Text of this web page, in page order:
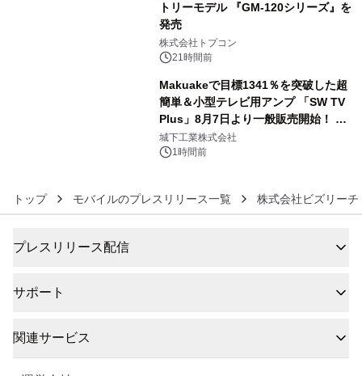
トリーモデル 『GM-120シリーズ』を
発売
株式会社トプコン
21時間前
Makuakeで目標1341％を突破した超
簡単＆小型テレビ用アンプ 「SW TV
Plus」8月7日より一般販売開始！ ケ
ーブル1本つなぐだけ、テレビの音が
ぐっと豊かに
城下工業株式会社
1時間前
トップ モバイルのプレスリリース一覧 株式会社ビズリーチ
プレスリリース配信
サポート
関連サービス